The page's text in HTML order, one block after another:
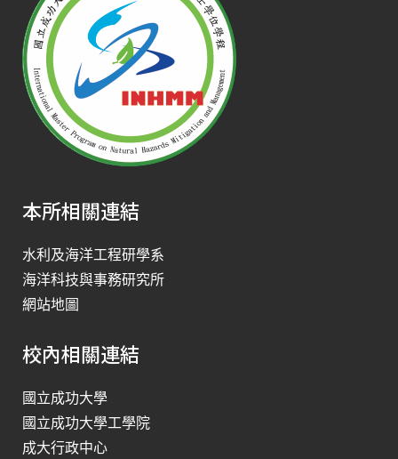
本所相關連結
水利及海洋工程研學系
海洋科技與事務研究所
網站地圖
校內相關連結
國立成功大學
國立成功大學工學院
成大行政中心